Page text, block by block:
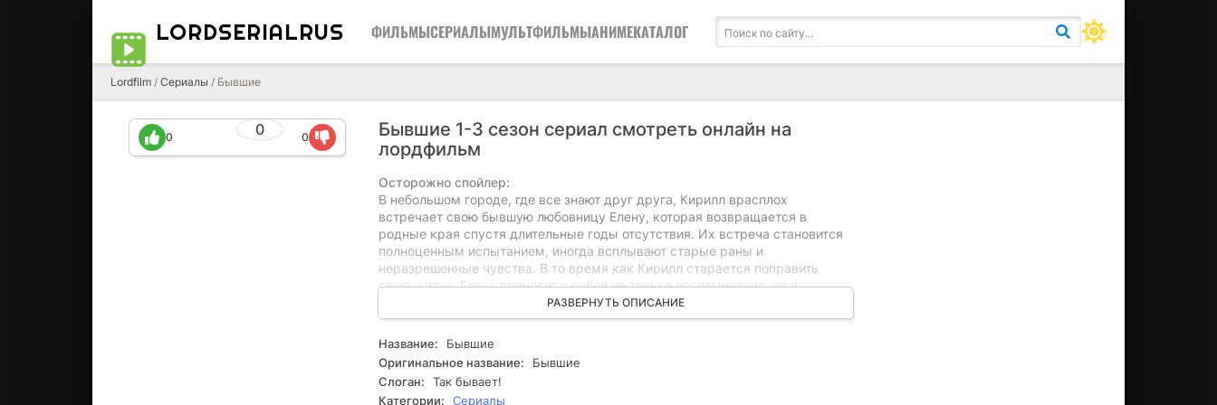
LORDSERIALRUS ФИЛЬМЫСЕРИАЛЫМУЛЬТФИЛЬМЫАНИМЕКАТАЛОГ
Lordfilm / Сериалы / Бывшие
Бывшие 1-3 сезон сериал смотреть онлайн на
лордфильм
0
0 0
Осторожно спойлер:
В небольшом городе, где все знают друг друга, Кирилл врасплох
встречает свою бывшую любовницу Елену, которая возвращается в
родные края спустя длительные годы отсутствия. Их встреча становится
полноценным испытанием, иногда всплывают старые раны и
неразрешенные чувства. В то время как Кирилл старается поправить
свою жизнь, Елена приносит с собой не только воспоминания, но и
спонтанные проблемы, связанные с ее новым окружением. Конъюнктура
осложняется, и иногда Кирилл обнаруживает, что Елена не просто
возвращается, а скрывает важные секреты о своей жизни. Незадолго в их
друзья, которые выдвигают свои условия и принуждают героев
пересмотреть свои отношения. В какой-то момент все вокруг начинает
РАЗВЕРНУТЬ ОПИСАНИЕ
Название:
Бывшие
Оригинальное название:
Бывшие
Слоган:
Так бывает!
Категории:
Сериалы